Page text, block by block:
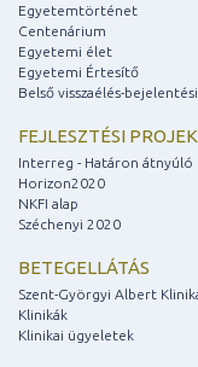
Egyetemtörténet
Centenárium
Egyetemi élet
Egyetemi Értesítő
Belső visszaélés-
FEJLESZTÉSI
Interreg - Határon
Horizon2020
NKFI alap
Széchenyi 2020
BETEGELLÁTÁS
Szent-Györgyi Albert
Klinikák
Klinikai ügyeletek